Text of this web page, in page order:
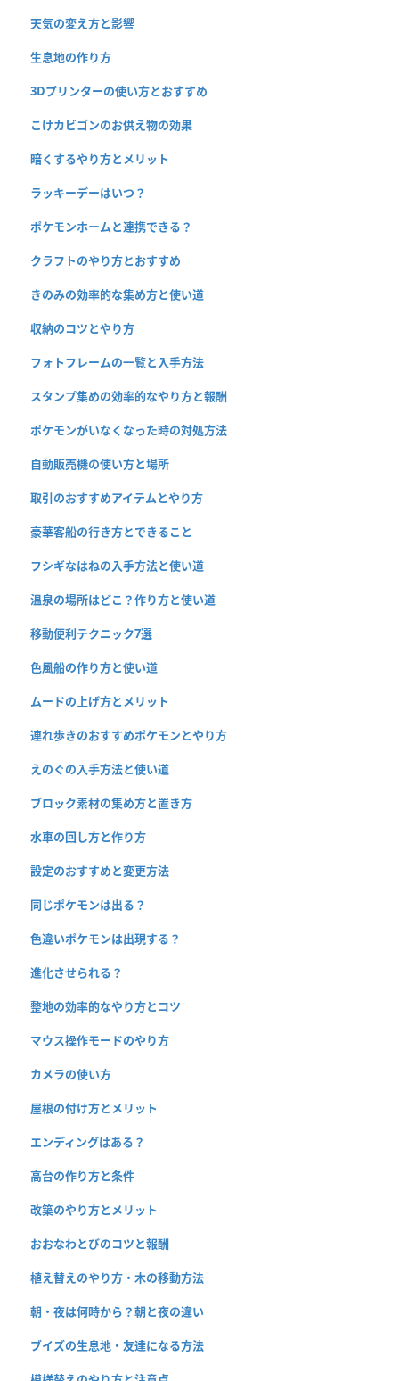
天気の変え方と影響
生息地の作り方
3Dプリンターの使い方とおすすめ
こけカビゴンのお供え物の効果
暗くするやり方とメリット
ラッキーデーはいつ？
ポケモンホームと連携できる？
クラフトのやり方とおすすめ
きのみの効率的な集め方と使い道
収納のコツとやり方
フォトフレームの一覧と入手方法
スタンプ集めの効率的なやり方と報酬
ポケモンがいなくなった時の対処方法
自動販売機の使い方と場所
取引のおすすめアイテムとやり方
豪華客船の行き方とできること
フシギなはねの入手方法と使い道
温泉の場所はどこ？作り方と使い道
移動便利テクニック7選
色風船の作り方と使い道
ムードの上げ方とメリット
連れ歩きのおすすめポケモンとやり方
えのぐの入手方法と使い道
ブロック素材の集め方と置き方
水車の回し方と作り方
設定のおすすめと変更方法
同じポケモンは出る？
色違いポケモンは出現する？
進化させられる？
整地の効率的なやり方とコツ
マウス操作モードのやり方
カメラの使い方
屋根の付け方とメリット
エンディングはある？
高台の作り方と条件
改築のやり方とメリット
おおなわとびのコツと報酬
植え替えのやり方・木の移動方法
朝・夜は何時から？朝と夜の違い
ブイズの生息地・友達になる方法